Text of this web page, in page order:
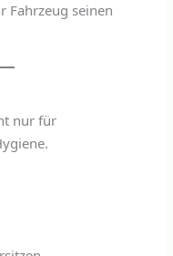
Fahrzeug seinen
nur für